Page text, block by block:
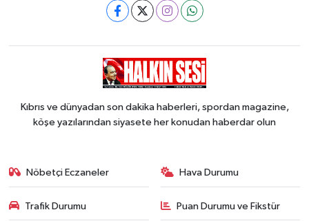
Kıbrıs ve dünyadan son dakika haberleri, spordan magazine,
köşe yazılarından siyasete her konudan haberdar olun
Nöbetçi Eczaneler Hava Durumu
Trafik Durumu Puan Durumu ve Fikstür